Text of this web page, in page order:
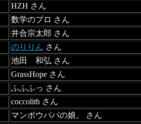
HZH さん
数学のプロ さん
井合宗太郎 さん
のりりん さん
池田 和弘 さん
GrassHope さん
ふふふっ さん
coccolith さん
マンボウパパの娘。 さん